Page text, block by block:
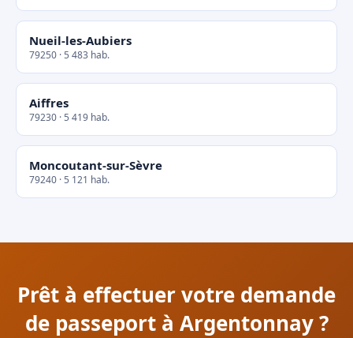
Nueil-les-Aubiers
79250 · 5 483 hab.
Aiffres
79230 · 5 419 hab.
Moncoutant-sur-Sèvre
79240 · 5 121 hab.
Prêt à effectuer votre demande
de passeport à Argentonnay ?